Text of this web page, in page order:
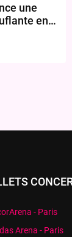
une
en
- Paris
Arena - Paris